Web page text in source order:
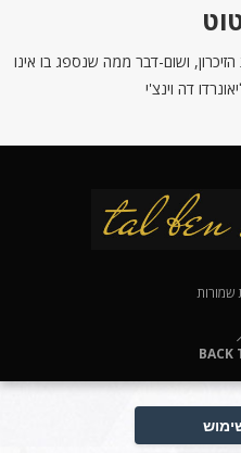
ושום-דבר ממה שנספג בו אינו
דה וינצ'י
שמורות
BACK